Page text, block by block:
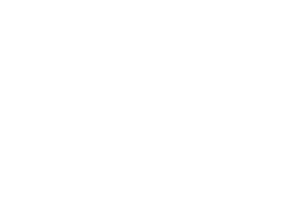
Por qué
después de una
gastronomía y